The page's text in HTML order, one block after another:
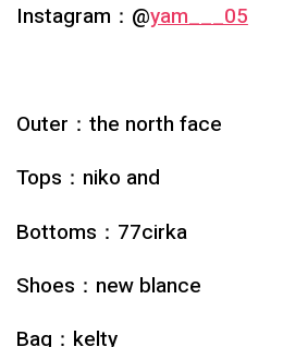
Instagram：@yam___05
Outer： the north face
Tops： niko and
Bottoms： 77cirka
Shoes： new blance
Bag： kelty